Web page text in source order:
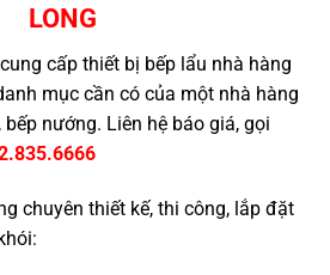
LONG
cấp thiết bị bếp lẩu nhà hàng
mục cần có của một nhà hàng
nướng. Liên hệ báo giá, gọi
chuyên thiết kế, thi công, lắp đặt